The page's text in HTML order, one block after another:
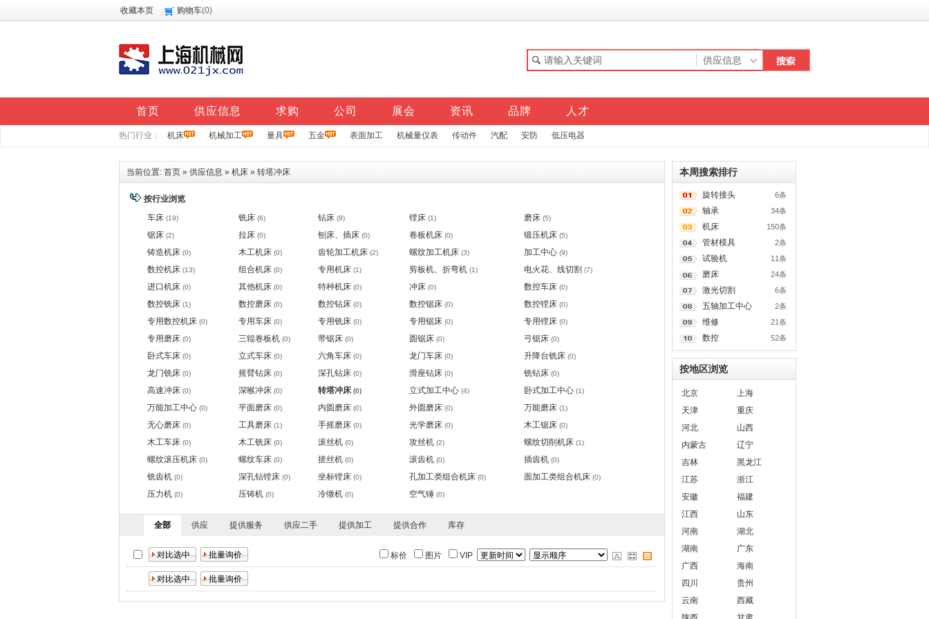
收藏本页 购物车(0)
首页 供应信息 求购 公司 展会 资讯 品牌 人才
热门行业： 机床 机械加工 量具 五金 表面加工 机械量仪表 传动件 汽配 安防 低压电器
当前位置: 首页 » 供应信息 » 机床 » 转塔冲床
按行业浏览
车床 (19) 铣床 (6) 钻床 (9) 镗床 (1) 磨床 (5)
锯床 (2) 拉床 (0) 刨床、插床 (0) 卷板机床 (0) 锻压机床 (5)
铸造机床 (0) 木工机床 (0) 齿轮加工机床 (2) 螺纹加工机床 (3) 加工中心 (9)
数控机床 (13) 组合机床 (0) 专用机床 (1) 剪板机、折弯机 (1) 电火花、线切割 (7)
进口机床 (0) 其他机床 (0) 特种机床 (0) 冲床 (0) 数控车床 (0)
数控铣床 (1) 数控磨床 (0) 数控钻床 (0) 数控锯床 (0) 数控镗床 (0)
专用数控机床 (0) 专用车床 (0) 专用铣床 (0) 专用锯床 (0) 专用镗床 (0)
专用磨床 (0) 三辊卷板机 (0) 带锯床 (0) 圆锯床 (0) 弓锯床 (0)
卧式车床 (0) 立式车床 (0) 六角车床 (0) 龙门车床 (0) 升降台铣床 (0)
龙门铣床 (0) 摇臂钻床 (0) 深孔钻床 (0) 滑座钻床 (0) 铣钻床 (0)
高速冲床 (0) 深喉冲床 (0) 转塔冲床 (0) 立式加工中心 (4) 卧式加工中心 (1)
万能加工中心 (0) 平面磨床 (0) 内圆磨床 (0) 外圆磨床 (0) 万能磨床 (1)
无心磨床 (0) 工具磨床 (1) 手摇磨床 (0) 光学磨床 (0) 木工锯床 (0)
木工车床 (0) 木工铣床 (0) 滚丝机 (0) 攻丝机 (2) 螺纹切削机床 (1)
螺纹滚压机床 (0) 螺纹车床 (0) 搓丝机 (0) 滚齿机 (0) 插齿机 (0)
铣齿机 (0) 深孔钻镗床 (0) 坐标镗床 (0) 孔加工类组合机床 (0) 面加工类组合机床 (0)
压力机 (0) 压铸机 (0) 冷镦机 (0) 空气锤 (0)
全部 供应 提供服务 供应二手 提供加工 提供合作 库存
标价 图片 VIP
本周搜索排行
6条
旋转接头
34条
轴承
150条
机床
2条
管材模具
11条
试验机
24条
磨床
6条
激光切割
2条
五轴加工中心
21条
维修
52条
数控
按地区浏览
北京
上海
天津
重庆
河北
山西
内蒙古
辽宁
吉林
黑龙江
江苏
浙江
安徽
福建
江西
山东
河南
湖北
湖南
广东
广西
海南
四川
贵州
云南
西藏